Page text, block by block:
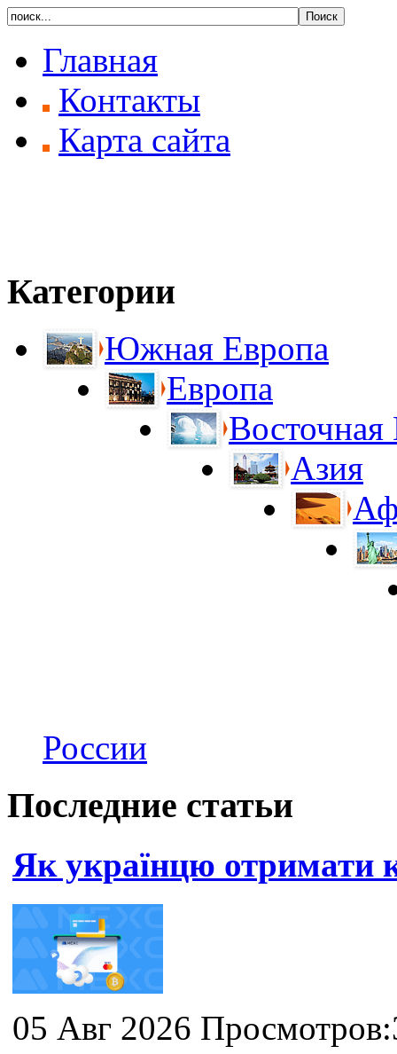
Главная
Контакты
Карта сайта
Категории
Южная Европа
Европа
Восточная
Азия
России
Последние статьи
Як українцю отримати
05 Авг 2026